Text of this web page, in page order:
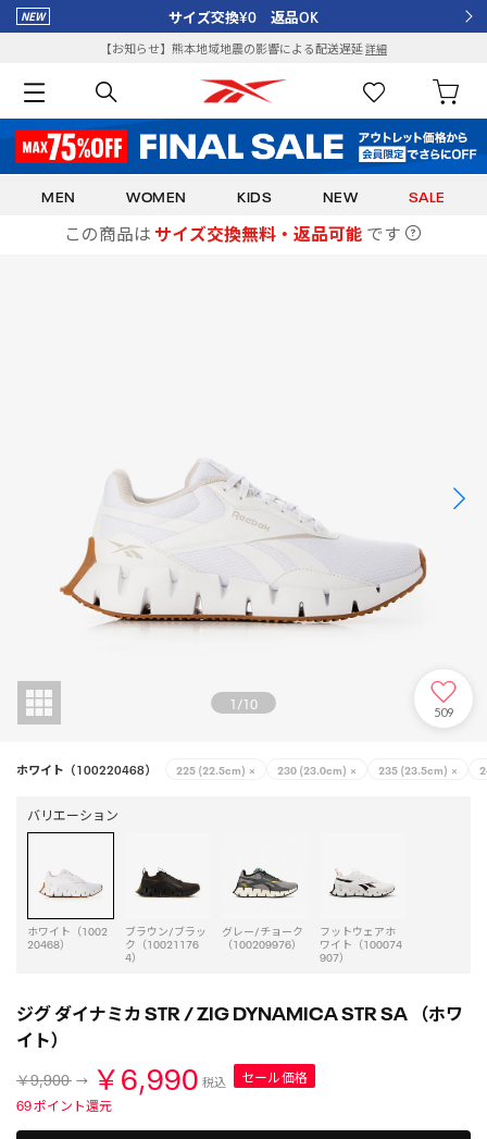
サイズ交換¥0 返品OK
【お知らせ】熊本地域地震の影響による配送遅延詳細
MEN WOMEN KIDS NEW SALE
この商品は サイズ交換無料・返品可能 です
1/10 509
ホワイト（100220468） 225 (22.5cm) × 230 (23.0cm) × 235 (23.5cm) ×
バリエーション
ホワイト（1002
20468）
ブラウン/ブラッ
ク（10021176
4）
グレー/チョーク
（100209976）
フットウェアホ
ワイト（100074
907）
ジグ ダイナミカ STR / ZIG DYNAMICA STR SA （ホワ
イト）
￥9,900 ￥6,990 税込
セール価格
69ポイント還元